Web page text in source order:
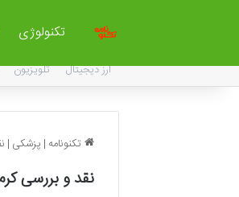
تکنولوژی
ارز دیجیتال تلویزیون
تکنونامه | پزشکی |
نقد و بررسی